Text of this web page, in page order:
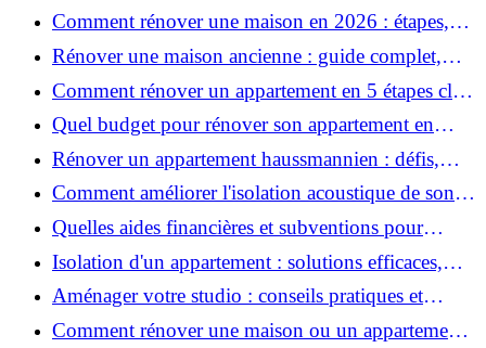
Comment rénover une maison en 2026 : étapes,
coûts et conseils ?
Rénover une maison ancienne : guide complet,
étapes, budget et astuces
Comment rénover un appartement en 5 étapes clés
?
Quel budget pour rénover son appartement en
2026 ?
Rénover un appartement haussmannien : défis,
conseils pratiques et estimation des prix
Comment améliorer l'isolation acoustique de son
appartement ?
Quelles aides financières et subventions pour
rénover votre appartement en 2026 ?
Isolation d'un appartement : solutions efficaces,
prix et conseils
Aménager votre studio : conseils pratiques et
erreurs à éviter
Comment rénover une maison ou un appartement